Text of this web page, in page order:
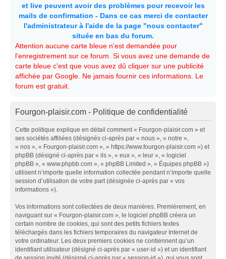
et live peuvent avoir des problèmes pour recevoir les
mails de confirmation - Dans ce cas merci de contacter
l'administrateur à l'aide de la page "nous contacter"
située en bas du forum.
Attention aucune carte bleue n'est demandée pour
l'enregistrement sur ce forum. Si vous avez une demande de
carte bleue c'est que vous avez dû cliquer sur une publicité
affichée par Google. Ne jamais fournir ces informations. Le
forum est gratuit.
Fourgon-plaisir.com - Politique de confidentialité
Cette politique explique en détail comment « Fourgon-plaisir.com » et
ses sociétés affiliées (désignés ci-après par « nous », « notre »,
« nos », « Fourgon-plaisir.com », « https://www.fourgon-plaisir.com ») et
phpBB (désigné ci-après par « ils », « eux », « leur », « logiciel
phpBB », « www.phpbb.com », « phpBB Limited », « Équipes phpBB »)
utilisent n’importe quelle information collectée pendant n’importe quelle
session d’utilisation de votre part (désignée ci-après par « vos
informations »).
Vos informations sont collectées de deux manières. Premièrement, en
naviguant sur « Fourgon-plaisir.com », le logiciel phpBB créera un
certain nombre de cookies, qui sont des petits fichiers textes
téléchargés dans les fichiers temporaires du navigateur Internet de
votre ordinateur. Les deux premiers cookies ne contiennent qu’un
identifiant utilisateur (désigné ci-après par « user-id ») et un identifiant